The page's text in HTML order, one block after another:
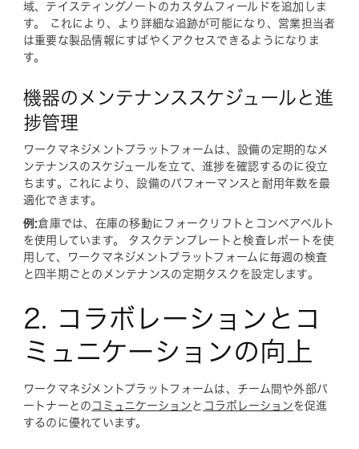
域、テイスティングノートのカスタムフィールドを追加しま
す。 これにより、より詳細な追跡が可能になり、営業担当者
は重要な製品情報にすばやくアクセスできるようになりま
す。
機器のメンテナンススケジュールと進
捗管理
ワークマネジメントプラットフォームは、設備の定期的なメ
ンテナンスのスケジュールを立て、進捗を確認するのに役立
ちます。これにより、設備のパフォーマンスと耐用年数を最
適化できます。
例:倉庫では、在庫の移動にフォークリフトとコンベアベルト
を使用しています。 タスクテンプレートと検査レポートを使
用して、ワークマネジメントプラットフォームに毎週の検査
と四半期ごとのメンテナンスの定期タスクを設定します。
2. コラボレーションとコ
ミュニケーションの向上
ワークマネジメントプラットフォームは、チーム間や外部パ
ートナーとの コミュニケーション と コラボレーションを促進
するのに優れています。